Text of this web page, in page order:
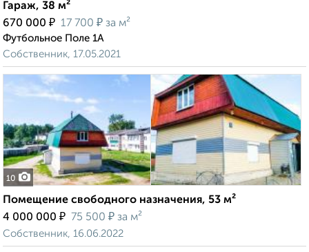
Гараж, 38 м²
670 000 ₽ 17 700 ₽ за м²
Футбольное Поле 1А
Собственник, 17.05.2021
10
Помещение свободного назначения, 53 м²
4 000 000 ₽ 75 500 ₽ за м²
Собственник, 16.06.2022